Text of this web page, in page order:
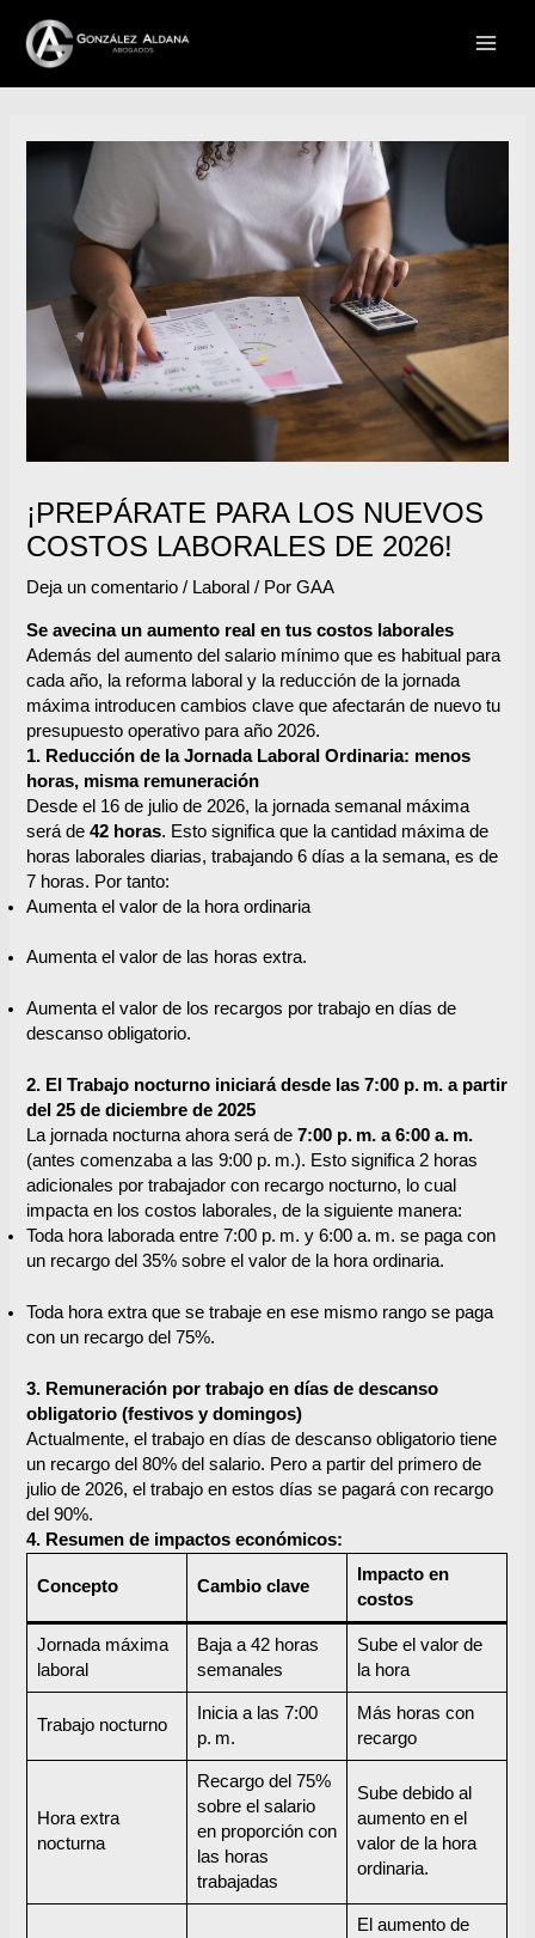
contenido
¡PREPÁRATE PARA LOS NUEVOS
COSTOS LABORALES DE 2026!
Deja un comentario / Laboral / PorGAA
Se avecina un aumento real en tus costos laborales
Además del aumento del salario mínimo que es habitual para
cada año, la reforma laboral y la reducción de la jornada
máxima introducen cambios clave que afectarán de nuevo tu
presupuesto operativo para año 2026.
1. Reducción de la Jornada Laboral Ordinaria: menos
horas, misma remuneración
Desde el 16 de julio de 2026, la jornada semanal máxima
será de42 horas. Esto significa que la cantidad máxima de
horas laborales diarias, trabajando 6 días a la semana, es de
7 horas. Por tanto:
Aumenta el valor de la hora ordinaria
Aumenta el valor de las horas extra.
Aumenta el valor de los recargos por trabajo en días de
descanso obligatorio.
2. El Trabajo nocturno iniciará desde las 7:00 p. m. a partir
del 25 de diciembre de 2025
La jornada nocturna ahora será de7:00 p. m. a 6:00 a. m.
(antes comenzaba a las 9:00 p. m.). Esto significa 2 horas
adicionales por trabajador con recargo nocturno, lo cual
impacta en los costos laborales, de la siguiente manera:
Toda hora laborada entre 7:00 p. m. y 6:00 a. m. se paga con
un recargo del 35% sobre el valor de la hora ordinaria.
Toda hora extra que se trabaje en ese mismo rango se paga
con un recargo del 75%.
3. Remuneración por trabajo en días de descanso
obligatorio (festivos y domingos)
Actualmente, el trabajo en días de descanso obligatorio tiene
un recargo del 80% del salario. Pero a partir del primero de
julio de 2026, el trabajo en estos días se pagará con recargo
del 90%.
4. Resumen de impactos económicos:
Concepto Cambio clave
Impacto en
costos
Jornada máxima
laboral
Baja a 42 horas
semanales
Sube el valor de
la hora
Trabajo nocturno
Inicia a las 7:00
p. m.
Más horas con
recargo
Hora extra
nocturna
Recargo del 75%
sobre el salario
en proporción con
las horas
trabajadas
Sube debido al
aumento en el
valor de la hora
ordinaria.
El aumento de
de
entradas